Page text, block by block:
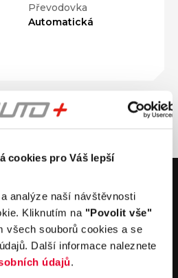
cookies pro Váš lepší
analýze naší návštěvnosti
Kliknutím na "Povolit vše"
všech souborů cookies a se
Další informace naleznete
údajů.
Převodovka
Automatická
číslo nonstop infolinky
e-mailauto@louda.cz
Prodat vůz